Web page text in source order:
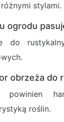
stylami.
ogrodu
do
obrzeża do
powinien
roślin.